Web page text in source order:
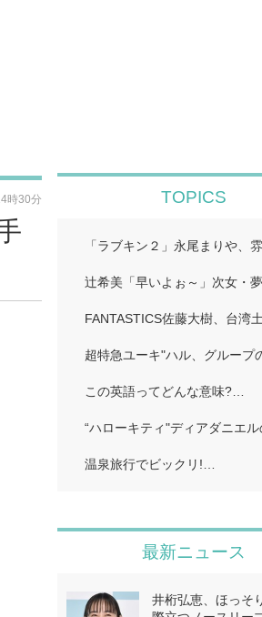
時30分 TOPICS
「ラブキン２」永尾まりや
辻希美「早いよぉ～」次女・
FANTASTICS佐藤大樹、台湾
超特急ユーキ"ハル、グルー
この英語ってどんな意味?…
“ハローキティ"ディアダニエ
温泉旅行でビックリ!…
最新ニュース
井桁弘恵、ほっそ